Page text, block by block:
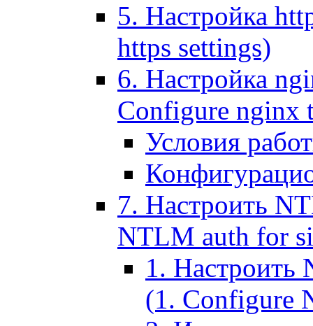
5. Настройка
https settings)
6. Настройка
Configure nginx
Условия
7. Настроить
NTLM auth for
1. Настроить
(1. Configure